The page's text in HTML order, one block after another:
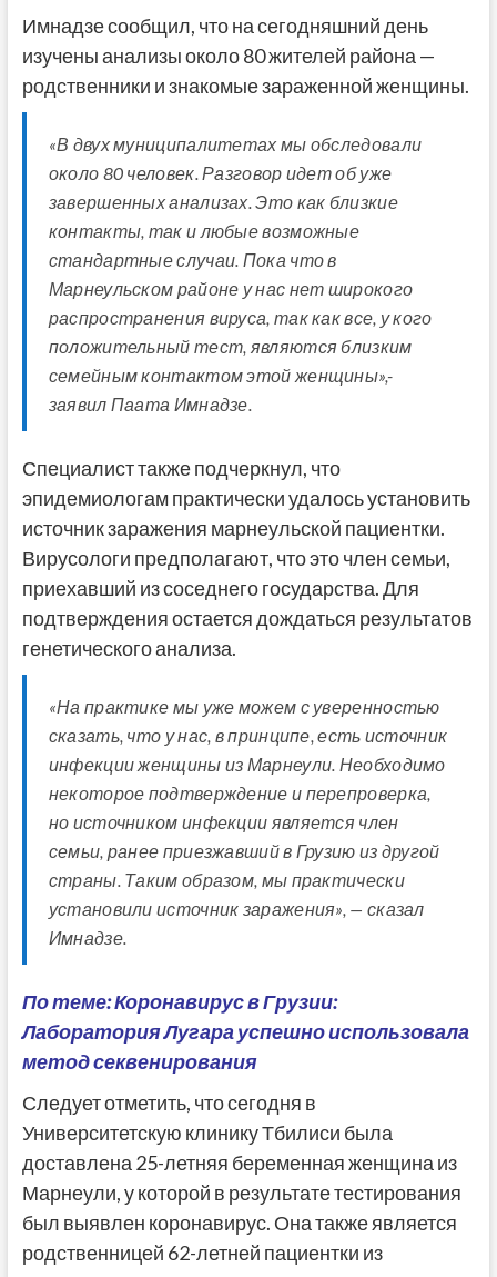
Имнадзе сообщил, что на сегодняшний день
изучены анализы около 80 жителей района —
родственники и знакомые зараженной женщины.
«В двух муниципалитетах мы обследовали
около 80 человек. Разговор идет об уже
завершенных анализах. Это как близкие
контакты, так и любые возможные
стандартные случаи. Пока что в
Марнеульском районе у нас нет широкого
распространения вируса, так как все, у кого
положительный тест, являются близким
семейным контактом этой женщины»,-
заявил Паата Имнадзе.
Специалист также подчеркнул, что
эпидемиологам практически удалось установить
источник заражения марнеульской пациентки.
Вирусологи предполагают, что это член семьи,
приехавший из соседнего государства. Для
подтверждения остается дождаться результатов
генетического анализа.
«На практике мы уже можем с уверенностью
сказать, что у нас, в принципе, есть источник
инфекции женщины из Марнеули. Необходимо
некоторое подтверждение и перепроверка,
но источником инфекции является член
семьи, ранее приезжавший в Грузию из другой
страны. Таким образом, мы практически
установили источник заражения», — сказал
Имнадзе.
По теме: Коронавирус в Грузии:
Лаборатория Лугара успешно использовала
метод секвенирования
Следует отметить, что сегодня в
Университетскую клинику Тбилиси была
доставлена 25-летняя беременная женщина из
Марнеули, у которой в результате тестирования
был выявлен коронавирус. Она также является
родственницей 62-летней пациентки из